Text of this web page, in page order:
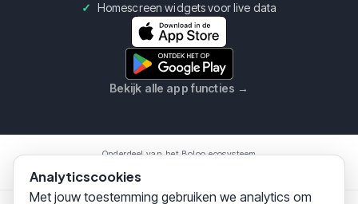
Homescreen widgets voor live data
Bekijk alle app functies →
Onderdeel van het Boloo ecosysteem
Analyticscookies
Met jouw toestemming gebruiken we analytics om